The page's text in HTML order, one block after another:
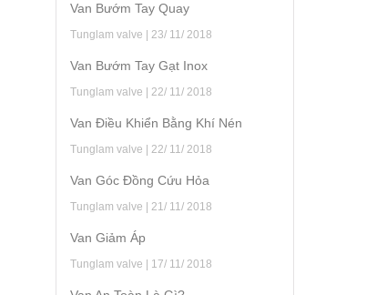
Van Bướm Tay Quay
Tunglam valve | 23/ 11/ 2018
Van Bướm Tay Gạt Inox
Tunglam valve | 22/ 11/ 2018
Van Điều Khiển Bằng Khí Nén
Tunglam valve | 22/ 11/ 2018
Van Góc Đồng Cứu Hỏa
Tunglam valve | 21/ 11/ 2018
Van Giảm Áp
Tunglam valve | 17/ 11/ 2018